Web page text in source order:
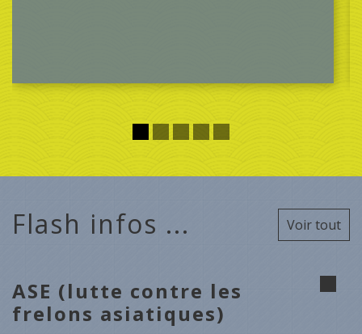
Flash infos ... Voir tout
ASE (lutte contre les
frelons asiatiques)